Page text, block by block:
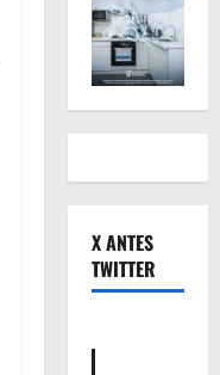
X ANTES
TWITTER